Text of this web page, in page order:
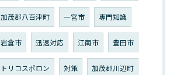
加茂郡八百津町 一宮市 専門知識
岩倉市 迅速対応 江南市 豊田市
トリコスポロン 対策 加茂郡川辺町